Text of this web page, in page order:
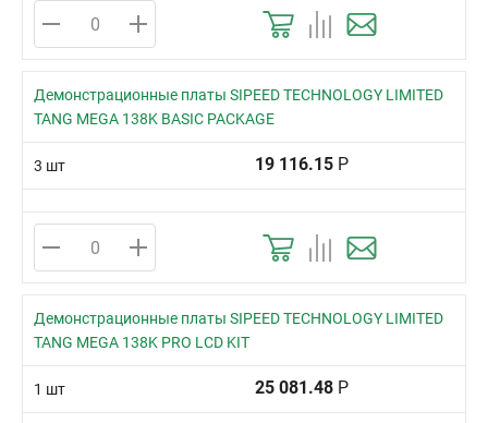
Демонстрационные платы SIPEED TECHNOLOGY LIMITED
TANG MEGA 138K BASIC PACKAGE
3 шт 19 116.15 Р
Демонстрационные платы SIPEED TECHNOLOGY LIMITED
TANG MEGA 138K PRO LCD KIT
1 шт 25 081.48 Р